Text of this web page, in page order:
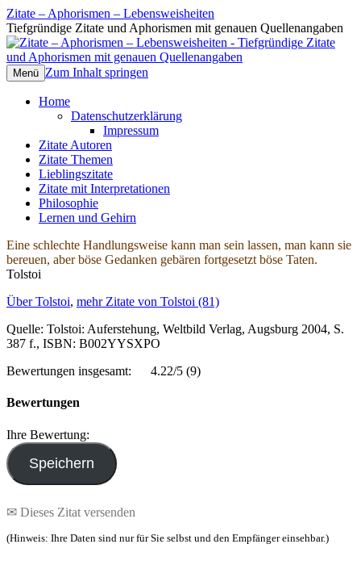
Zitate – Aphorismen – Lebensweisheiten
Tiefgründige Zitate und Aphorismen mit genauen Quellenangaben
Menü Zum Inhalt springen
Home
Datenschutzerklärung
Impressum
Zitate Autoren
Zitate Themen
Lieblingszitate
Zitate mit Interpretationen
Philosophie
Lernen und Gehirn
Eine schlechte Handlungsweise kann man sein lassen, man kann sie
bereuen, aber böse Gedanken gebären fortgesetzt böse Taten.
Tolstoi
Über Tolstoi, mehr Zitate von Tolstoi (81)
Quelle: Tolstoi: Auferstehung, Weltbild Verlag, Augsburg 2004, S.
387 f., ISBN: B002YYSXPO
Bewertungen insgesamt:
4.22/5 (9)
Bewertungen
Ihre Bewertung:
✉ Dieses Zitat versenden
(Hinweis: Ihre Daten sind nur für Sie selbst und den Empfänger einsehbar.)